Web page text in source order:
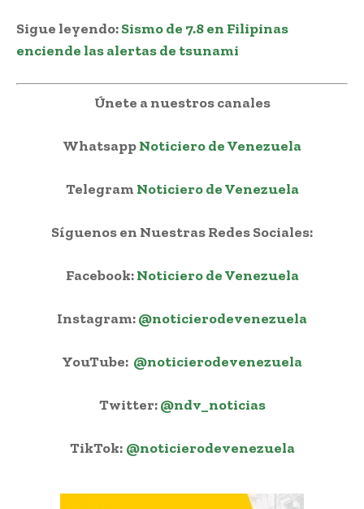
Sigue leyendo:Sismo de 7.8 en Filipinas
enciende las alertas de tsunami
Únete a nuestros canales
WhatsappNoticiero de Venezuela
Telegram Noticiero de Venezuela
Síguenos en Nuestras Redes Sociales:
Facebook:Noticiero de Venezuela
Instagram:@noticierodevenezuela
YouTube: @noticierodevenezuela
Twitter:@ndv_noticias
TikTok: @noticierodevenezuela